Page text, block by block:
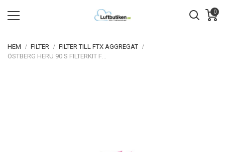
0
HEM FILTER
FILTER TILL FTX AGGREGAT